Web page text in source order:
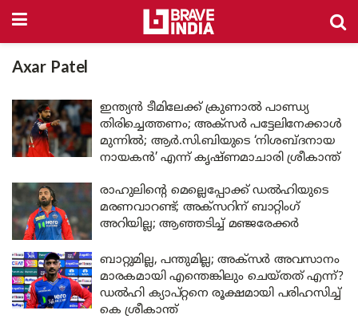
Axar Patel
ഇന്ത്യൻ ടീമിലേക്ക് ക്രുണാൽ പാണ്ഡ്യ
തിരിച്ചെത്തണം; അക്സർ പട്ടേലിനേക്കാൾ
മുന്നിൽ; ആർ.സി.ബിയുടെ ‘നിശബ്ദനായ
നായകൻ’ എന്ന് കൃഷ്ണമാചാരി ശ്രീകാന്ത്
രാഹുലിന്റെ മെല്ലെപ്പോക്ക് ഡൽഹിയുടെ
മരണവാറണ്ട്; അക്സറിന് ബാറ്റിംഗ്
അറിയില്ല; ആഞ്ഞടിച്ച് മഞ്ജരേക്കർ
ബാറ്റുമില്ല, പന്തുമില്ല; അക്‌സർ അവസാനം
മാരകമായി എന്തെങ്കിലും ചെയ്തത് എന്ന്?
ഡൽഹി ക്യാപ്റ്റനെ രൂക്ഷമായി പരിഹസിച്ച്
കെ ശ്രീകാന്ത്